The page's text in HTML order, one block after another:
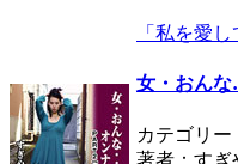
「私を愛
女・おん
カテゴリー
著者：すぎ